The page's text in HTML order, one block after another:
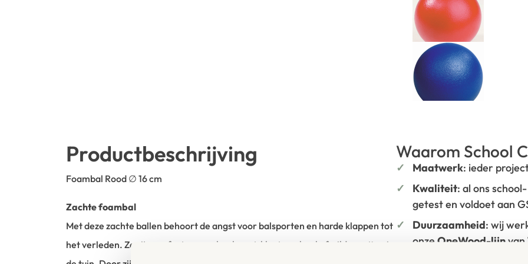
Productbeschrijving
Foambal Rood ∅ 16 cm
Zachte foambal
Met deze zachte ballen behoort de angst voor balsporten en harde klappen tot
het verleden. Ze zijn perfect voor schoolsport, kleuterschool of wild ravotten in
Waarom School
Maatwerk: ieder
Kwaliteit: al ons
getest en voldoet aan
Duurzaamheid: wij
onze OneWood-lijnvan